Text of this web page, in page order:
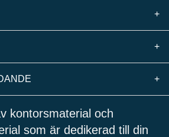
+
+
+
kontorsmaterial och
som är dedikerad till din